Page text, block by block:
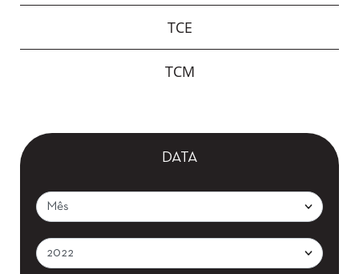
TCE
TCM
DATA